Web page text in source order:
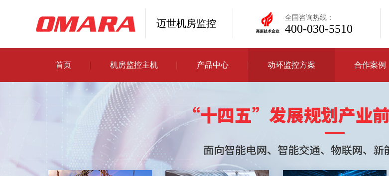
迈世机房监控
全国咨询热线：
400-030-5510
首页 机房监控主机 产品中心 动环监控方案 合作案例